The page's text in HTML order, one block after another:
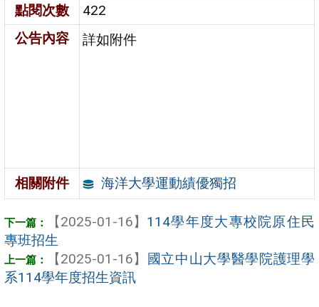
點閱次數
422
公告內容
詳如附件
相關附件 海洋大學運動績優獨招
【2025-01-16】 114學年度大專校院原住民
專班招生
【2025-01-16】 國立中山大學醫學院護理學
系114學年度招生資訊